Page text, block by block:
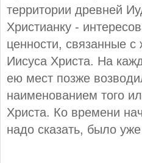
территории древней
Христианку -
ценности, связанные с
Иисуса Христа. На
ею мест позже
наименованием того
Христа. Ко времени
надо сказать, было